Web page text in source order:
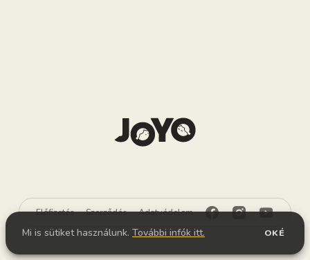
Előfizetés Szerződés Adatvédelem
Mi is sütiket használunk. További infók itt. OKÉ